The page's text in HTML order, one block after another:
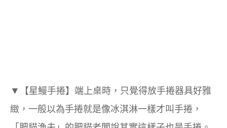
▼
【星鰻手捲】端上桌時，只覺得放手捲器具好雅
緻，一般以為手捲就是像冰淇淋一樣才叫手捲，